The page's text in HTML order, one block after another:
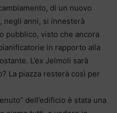
di un nuovo
negli anni, si innesterà
pubblico, visto che ancora
in rapporto alla
L’ex Jelmoli sarà
La piazza resterà così per
dell’edificio è stata una